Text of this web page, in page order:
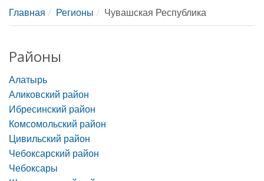
Главная Регионы Чувашская Республика
Районы
Алатырь
Аликовский район
Ибресинский район
Комсомольский район
Цивильский район
Чебоксарский район
Чебоксары